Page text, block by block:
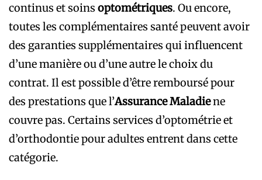
continus et soins optométriques. Ou encore,
toutes les complémentaires santé peuvent avoir
des garanties supplémentaires qui influencent
d’une manière ou d’une autre le choix du
contrat. Il est possible d’être remboursé pour
des prestations que l’Assurance Maladiene
couvre pas. Certains services d’optométrie et
d’orthodontie pour adultes entrent dans cette
catégorie.